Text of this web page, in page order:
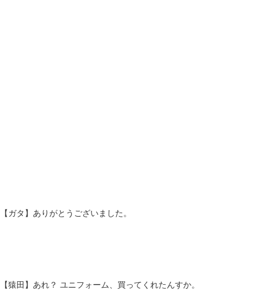
【ガタ】ありがとうございました。
【猿田】あれ？ ユニフォーム、買ってくれたんすか。